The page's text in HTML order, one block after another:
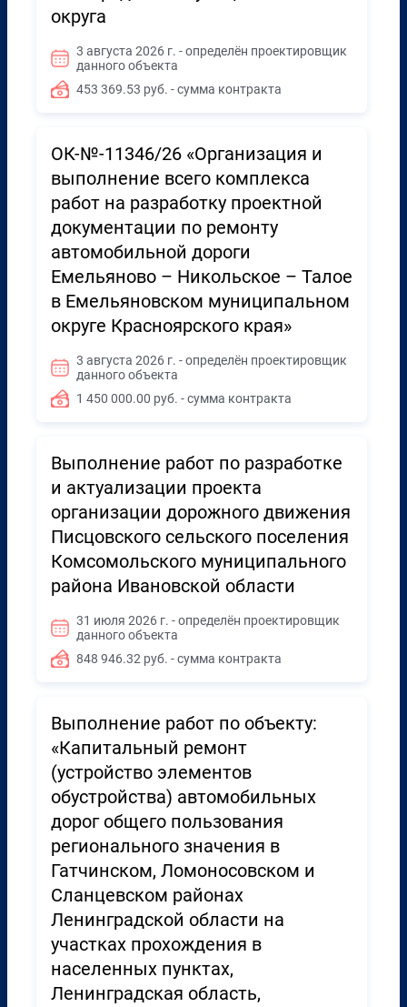
округа
3 августа 2026 г. - определён проектировщик
данного объекта
453 369.53 руб. - сумма контракта
ОК-№-11346/26 «Организация и
выполнение всего комплекса
работ на разработку проектной
документации по ремонту
автомобильной дороги
Емельяново – Никольское – Талое
в Емельяновском муниципальном
округе Красноярского края»
3 августа 2026 г. - определён проектировщик
данного объекта
1 450 000.00 руб. - сумма контракта
Выполнение работ по разработке
и актуализации проекта
организации дорожного движения
Писцовского сельского поселения
Комсомольского муниципального
района Ивановской области
31 июля 2026 г. - определён проектировщик
данного объекта
848 946.32 руб. - сумма контракта
Выполнение работ по объекту:
«Капитальный ремонт
(устройство элементов
обустройства) автомобильных
дорог общего пользования
регионального значения в
Гатчинском, Ломоносовском и
Сланцевском районах
Ленинградской области на
участках прохождения в
населенных пунктах,
Ленинградская область,